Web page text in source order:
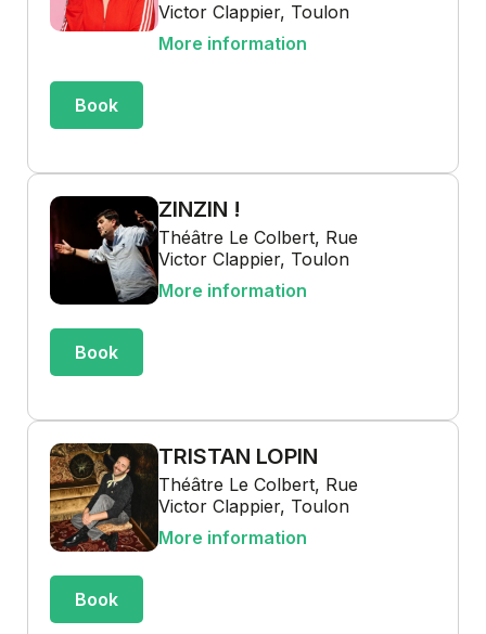
Victor Clappier, Toulon
More information
Book
ZINZIN !
Théâtre Le Colbert, Rue
Victor Clappier, Toulon
More information
Book
TRISTAN LOPIN
Théâtre Le Colbert, Rue
Victor Clappier, Toulon
More information
Book